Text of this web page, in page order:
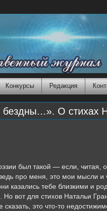
Гостиная
Конкурсы Редакция
О стихах
был такой — если, читая,
про меня, это мои мысли и
казались тебе близкими и
вот для стихов Натальи
это что-то